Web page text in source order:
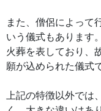
また、僧侶によって
いう儀式もあります。
火葬を表しており、
願が込められた儀式で
上記の特徴以外では